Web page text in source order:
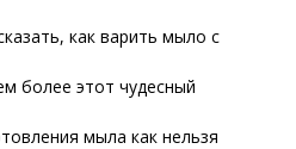
как варить мыло с
более этот чудесный
мыла как нельзя